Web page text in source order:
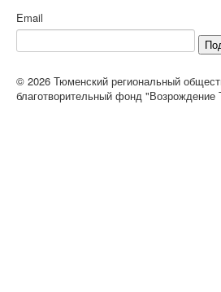
Email
© 2026 Тюменский региональный
благотворительный фонд "Возрождение